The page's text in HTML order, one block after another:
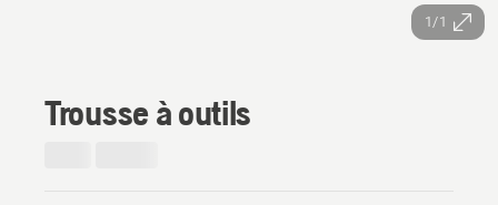
1/1
Trousse à outils